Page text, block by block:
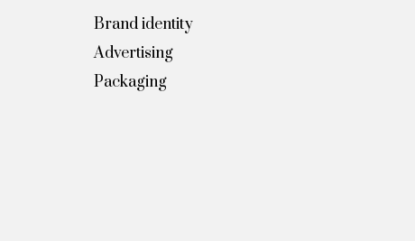
Brand identity
Advertising
Packaging